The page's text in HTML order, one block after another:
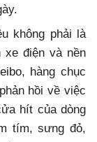
không phải là
xe điện và nền
hàng chục
hồi về việc
hít của dòng
tím, sưng đỏ,